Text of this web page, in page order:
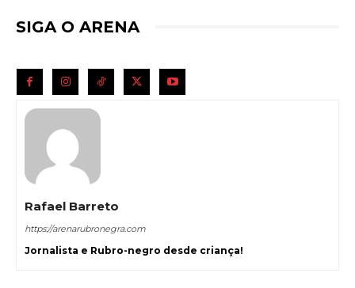
SIGA O ARENA
Rafael Barreto
https://arenarubronegra.com
Jornalista e Rubro-negro desde criança!